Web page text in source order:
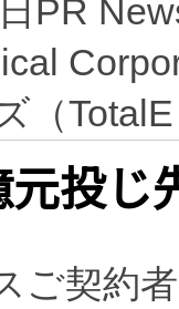
PR
（
投じ
ご契約